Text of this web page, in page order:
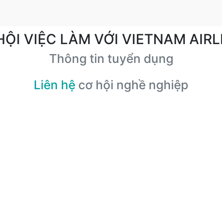
VIỆC LÀM VỚI VIETNAM
Thông tin tuyển dụng
Liên hệ cơ hội nghề nghiệp